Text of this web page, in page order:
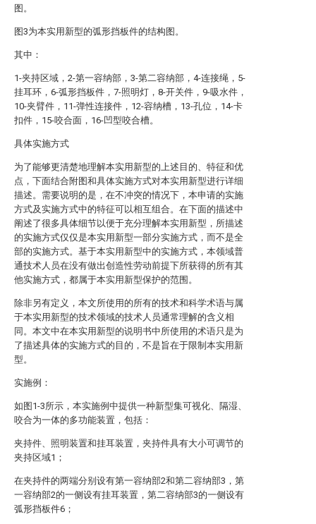
图。
图3为本实用新型的弧形挡板件的结构图。
其中：
1-夹持区域，2-第一容纳部，3-第二容纳部，4-连接绳，5-
挂耳环，6-弧形挡板件，7-照明灯，8-开关件，9-吸水件，
10-夹臂件，11-弹性连接件，12-容纳槽，13-孔位，14-卡
扣件，15-咬合面，16-凹型咬合槽。
具体实施方式
为了能够更清楚地理解本实用新型的上述目的、特征和优
点，下面结合附图和具体实施方式对本实用新型进行详细
描述。需要说明的是，在不冲突的情况下，本申请的实施
方式及实施方式中的特征可以相互组合。在下面的描述中
阐述了很多具体细节以便于充分理解本实用新型，所描述
的实施方式仅仅是本实用新型一部分实施方式，而不是全
部的实施方式。基于本实用新型中的实施方式，本领域普
通技术人员在没有做出创造性劳动前提下所获得的所有其
他实施方式，都属于本实用新型保护的范围。
除非另有定义，本文所使用的所有的技术和科学术语与属
于本实用新型的技术领域的技术人员通常理解的含义相
同。本文中在本实用新型的说明书中所使用的术语只是为
了描述具体的实施方式的目的，不是旨在于限制本实用新
型。
实施例：
如图1-3所示，本实施例中提供一种新型集可视化、隔湿、
咬合为一体的多功能装置，包括：
夹持件、照明装置和挂耳装置，夹持件具有大小可调节的
夹持区域1；
在夹持件的两端分别设有第一容纳部2和第二容纳部3，第
一容纳部2的一侧设有挂耳装置，第二容纳部3的一侧设有
弧形挡板件6；